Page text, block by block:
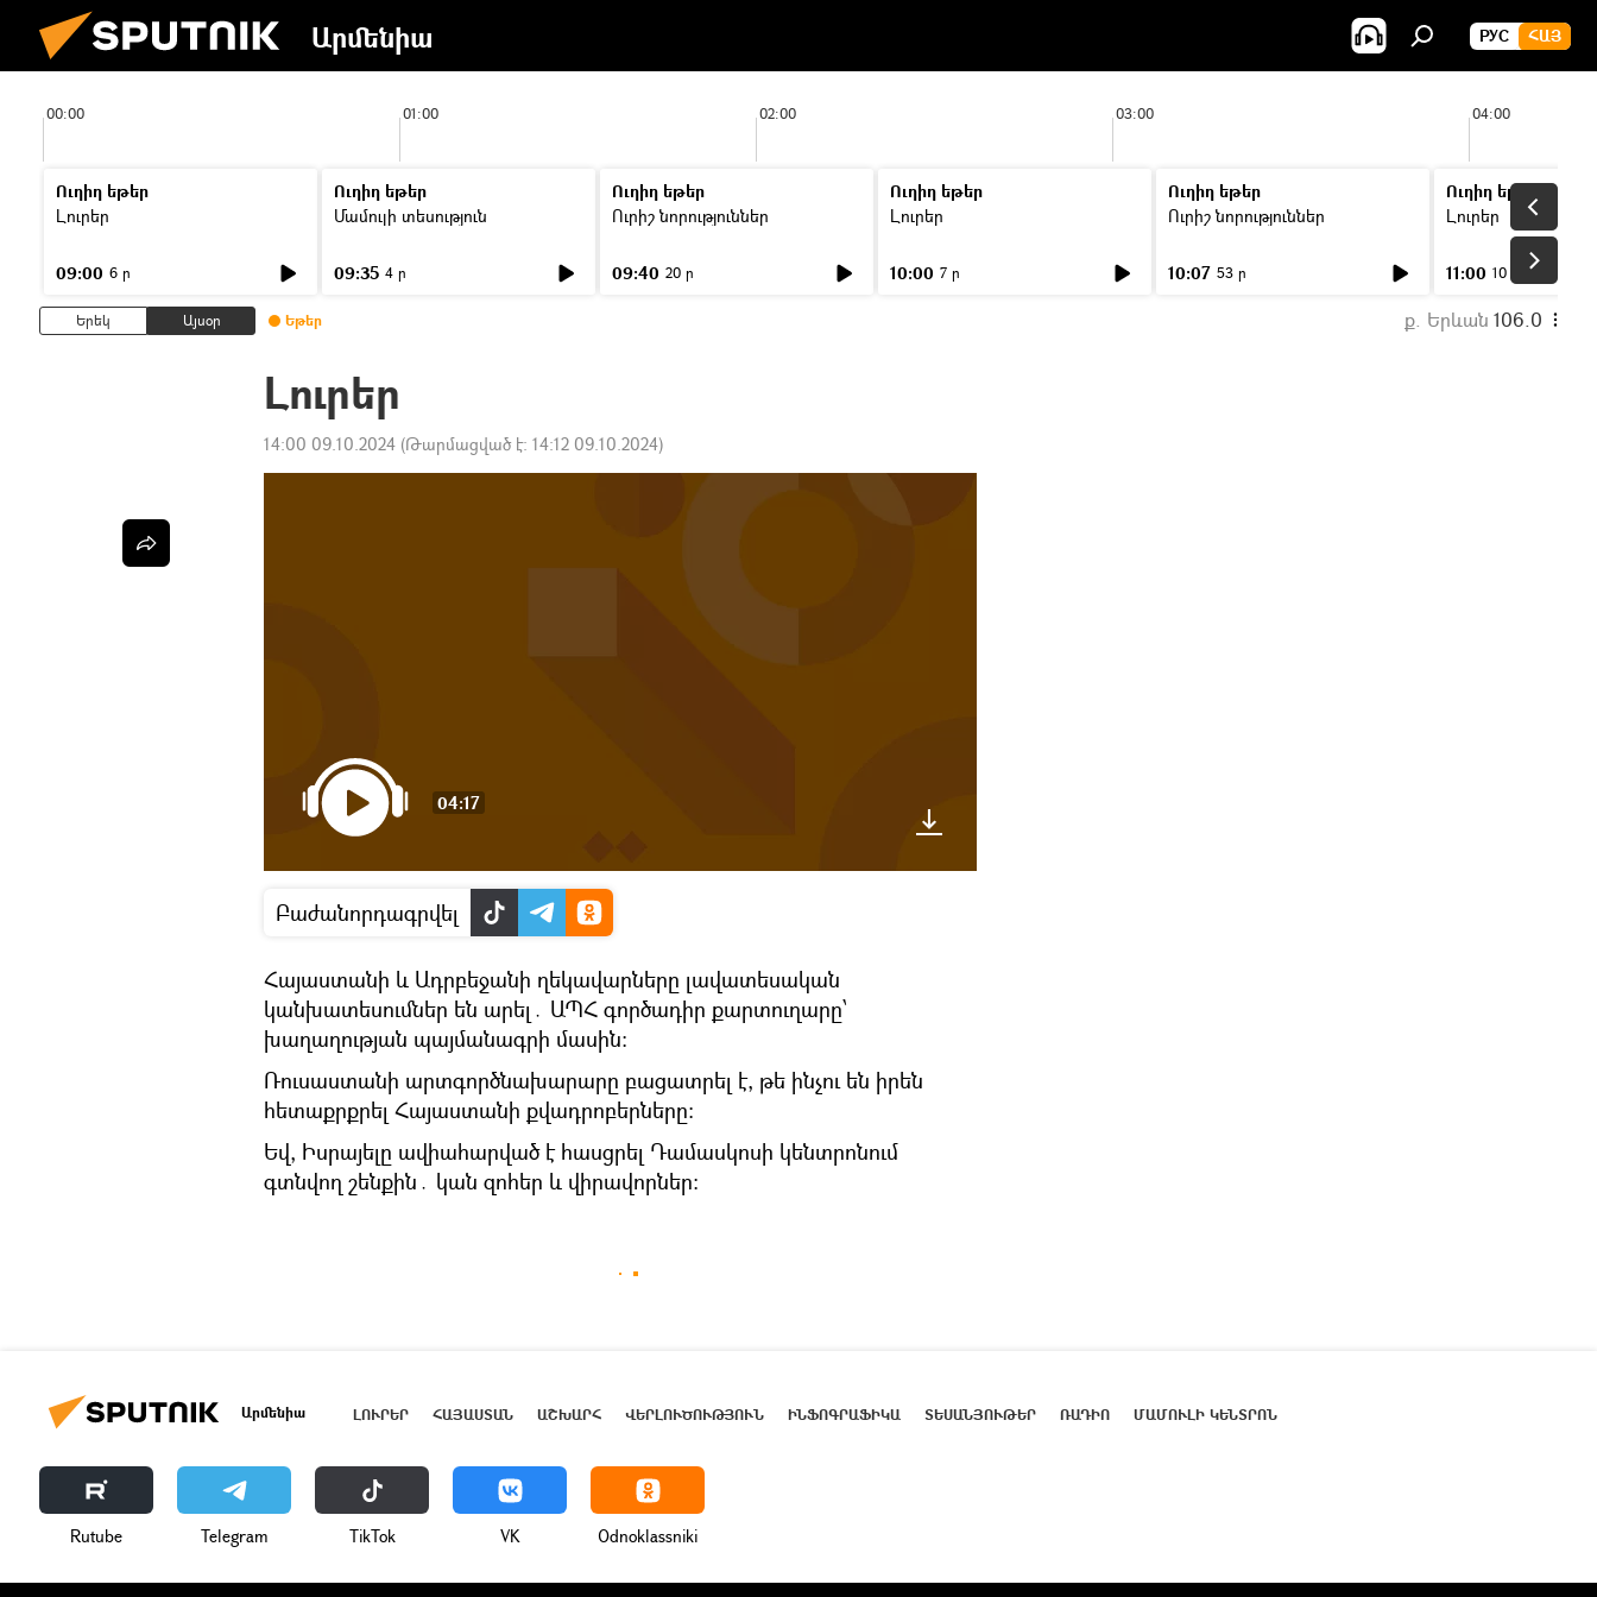
Արմենիա РУС ՀԱՅ
00:00 01:00 02:00 03:00 04:00
Ուղիղ եթեր
Լուրեր
09:00 6 ր
Ուղիղ եթեր
Մամուլի տեսություն
09:35 4 ր
Ուղիղ եթեր
Ուրիշ նորություններ
09:40 20 ր
Ուղիղ եթեր
Լուրեր
10:00 7 ր
Ուղիղ եթեր
Ուրիշ նորություններ
10:07 53 ր
Ուղիղ եթեր
Լուրեր
11:00 10 ր
Երեկ Այսօր Եթեր ք. Երևան 106.0
Լուրեր
14:00 09.10.2024 (Թարմացված է: 14:12 09.10.2024)
04:17
Բաժանորդագրվել
Հայաստանի և Ադրբեջանի ղեկավարները լավատեսական
կանխատեսումներ են արել․ ԱՊՀ գործադիր քարտուղարը՝
խաղաղության պայմանագրի մասին։
Ռուսաստանի արտգործնախարարը բացատրել է, թե ինչու են իրեն
հետաքրքրել Հայաստանի քվադրոբերները։
Եվ, Իսրայելը ավիահարված է հասցրել Դամասկոսի կենտրոնում
գտնվող շենքին․ կան զոհեր և վիրավորներ։
Արմենիա ԼՈՒՐԵՐ ՀԱՅԱՍՏԱՆ ԱՇԽԱՐՀ ՎԵՐԼՈՒԾՈՒԹՅՈՒՆ ԻՆՖՈԳՐԱՖԻԿԱ ՏԵՍԱՆՅՈՒԹԵՐ ՌԱԴԻՈ ՄԱՄՈՒԼԻ ԿԵՆՏՐՈՆ
Rutube Telegram ТikТоk VK Odnoklassniki